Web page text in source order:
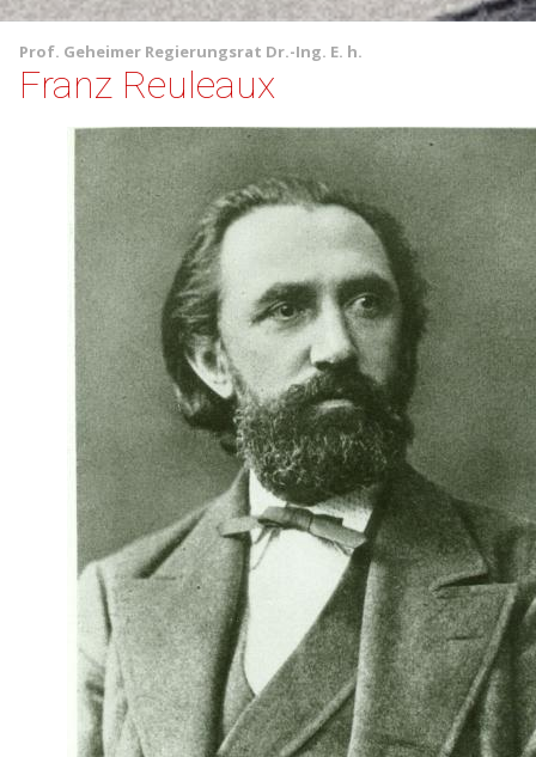
Prof. Geheimer Regierungsrat Dr.-Ing. E. h.
Franz Reuleaux